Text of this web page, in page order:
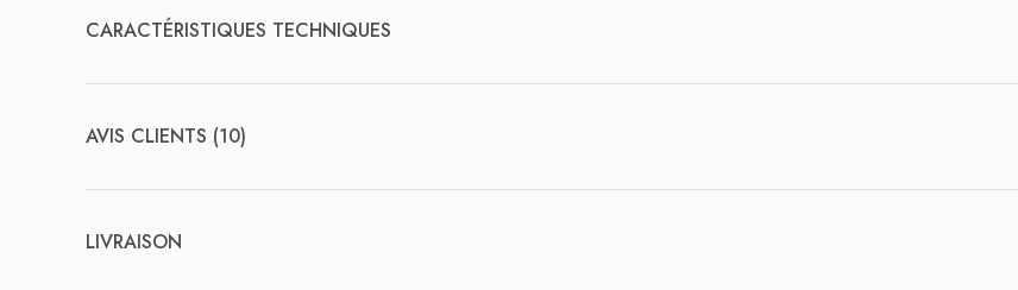
CARACTÉRISTIQUES TECHNIQUES
AVIS CLIENTS (10)
LIVRAISON